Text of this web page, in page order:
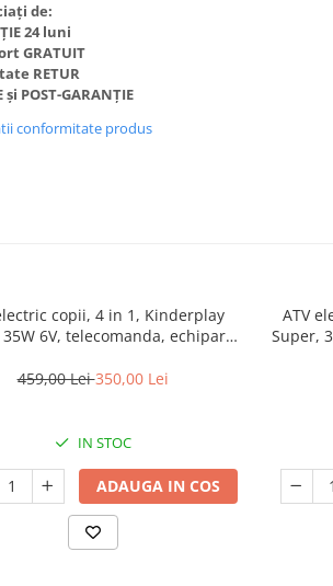
de:
24 luni
GRATUIT
RETUR
și POST-GARANȚIE
conformitate produs
copii, 4 in 1, Kinderplay
6V, telecomanda, echipare
459,00 Lei350,00 Lei
IN STOC
ADAUGA IN COS
ATV
Super,